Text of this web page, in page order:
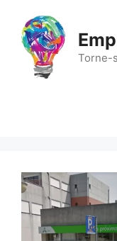
para
conteúdo
Torne-